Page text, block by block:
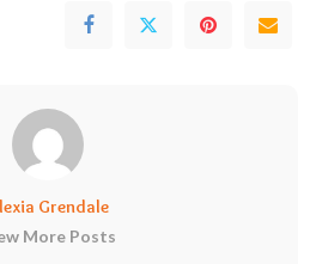
Grendale
More Posts